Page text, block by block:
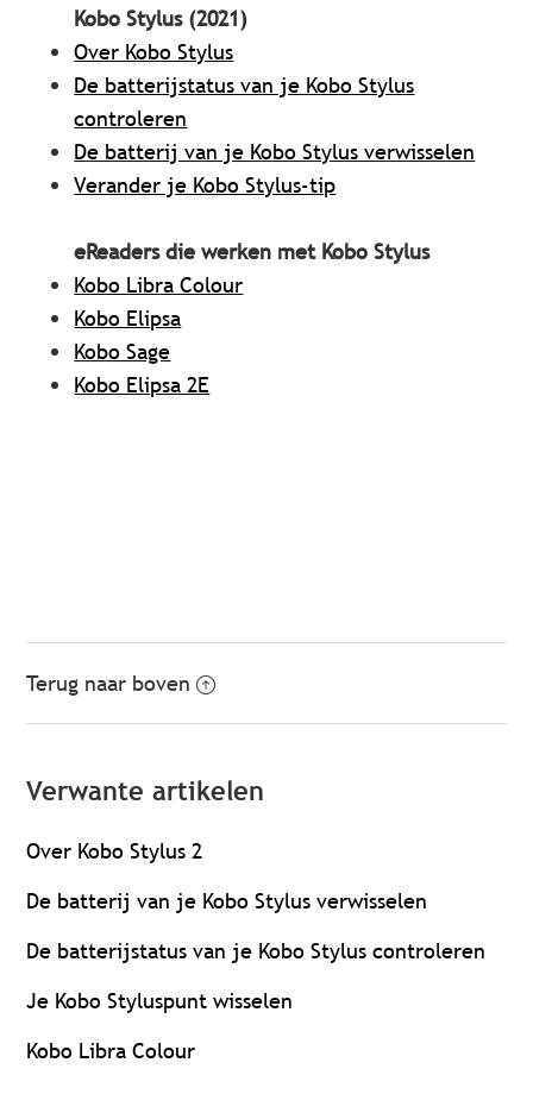
Kobo Stylus (2021)
Over Kobo Stylus
De batterijstatus van je Kobo Stylus
controleren
De batterij van je Kobo Stylus verwisselen
Verander je Kobo Stylus-tip
eReaders die werken met Kobo Stylus
Kobo Libra Colour
Kobo Elipsa
Kobo Sage
Kobo Elipsa 2E
Terug naar boven
Verwante artikelen
Over Kobo Stylus 2
De batterij van je Kobo Stylus verwisselen
De batterijstatus van je Kobo Stylus controleren
Je Kobo Styluspunt wisselen
Kobo Libra Colour